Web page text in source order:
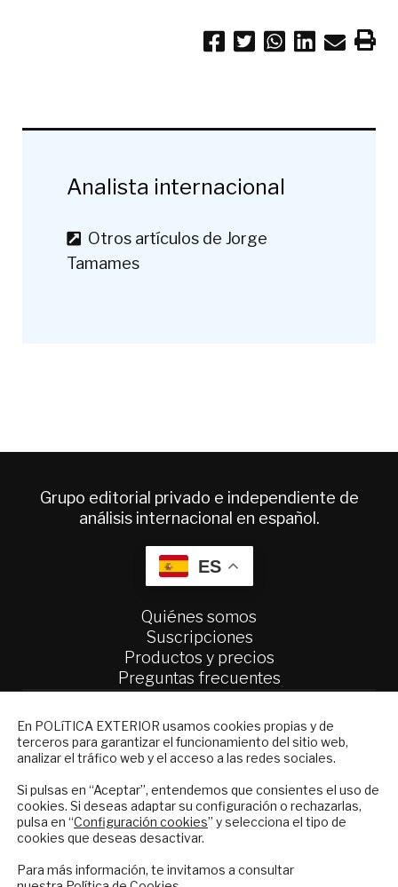
Analista internacional
Otros artículos de Jorge
Tamames
Grupo editorial privado e independiente de
análisis internacional en español.
ES
Quiénes somos
Suscripciones
Productos y precios
Preguntas frecuentes
Colaboraciones
Publicidad
Política Exterior
Informe Semanal de Política Exterior
En POLíTICA EXTERIOR usamos cookies propias y de
terceros para garantizar el funcionamiento del sitio web,
analizar el tráfico web y el acceso a las redes sociales.
Si pulsas en “Aceptar”, entendemos que consientes el uso de
cookies. Si deseas adaptar su configuración o rechazarlas,
pulsa en “Configuración cookies” y selecciona el tipo de
cookies que deseas desactivar.
Para más información, te invitamos a consultar
NEWSLETTER
Suscríbase a nuestro boletín electrónico y
reciba en su correo el mejor análisis
internacional en español.